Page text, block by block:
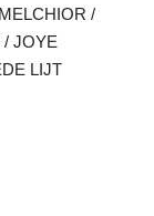
/
/ JOYE
LIJT